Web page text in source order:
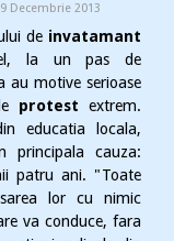
Decembrie 2013
de invatamant
la un pas de
au motive serioase
protestextrem.
educatia locala,
principala cauza:
patru ani. "Toate
lor cu nimic
va conduce, fara